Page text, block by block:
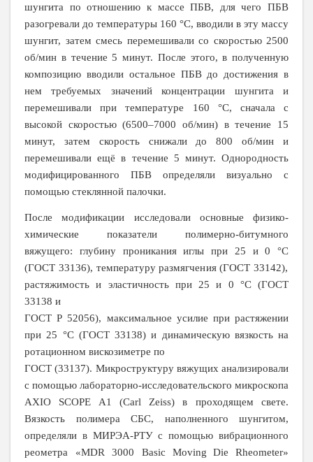
шунгита по отношению к массе ПБВ, для чего ПБВ
разогревали до температуры 160 °С, вводили в эту массу
шунгит, затем смесь перемешивали со скоростью 2500
об/мин в течение 5 минут. После этого, в полученную
композицию вводили остальное ПБВ до достижения в
нем требуемых значений концентрации шунгита и
перемешивали при температуре 160 °С, сначала с
высокой скоростью (6500–7000 об/мин) в течение 15
минут, затем скорость снижали до 800 об/мин и
перемешивали ещё в течение 5 минут. Однородность
модифицированного ПБВ определяли визуально с
помощью стеклянной палочки.
После модификации исследовали основные физико-
химические показатели полимерно-битумного
вяжущего: глубину проникания иглы при 25 и 0 °С
(ГОСТ 33136), температуру размягчения (ГОСТ 33142),
растяжимость и эластичность при 25 и 0 °С(ГОСТ
33138 и
ГОСТ Р 52056), максимальное усилие при растяжении
при 25 °С(ГОСТ 33138) и динамическую вязкость на
ротационном вискозиметре по
ГОСТ (33137). Микроструктуру вяжущих анализировали
с помощью лабораторно-исследовательского микроскопа
AXIO SCOPE A1 (Carl Zeiss) в проходящем свете.
Вязкость полимера СБС, наполненного шунгитом,
определяли в МИРЭА-РТУ с помощью вибрационного
реометра «MDR 3000 Basic Moving Die Rheometer»